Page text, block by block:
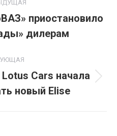
Предыдущая
запись:
приостановило
дилерам
Следующая
запись:
Cars начала
новый Elise